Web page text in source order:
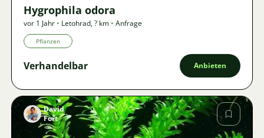
Hygrophila odora
vor 1 Jahr • Letohrad,? km • Anfrage
Pflanzen
Verhandelbar Anbieten
David
Fořt